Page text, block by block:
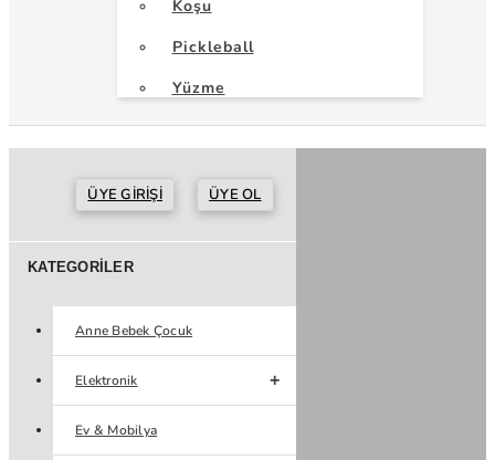
Koşu
Pickleball
Yüzme
ÜYE GIRIŞI ÜYE OL
KATEGORILER
Anne Bebek Çocuk
Elektronik
Ev & Mobilya